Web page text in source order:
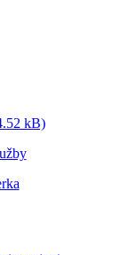
kB)